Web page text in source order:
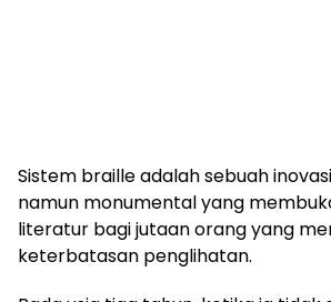
Sistem braille adalah sebuah
namun monumental yang
literatur bagi jutaan orang yang
keterbatasan penglihatan.